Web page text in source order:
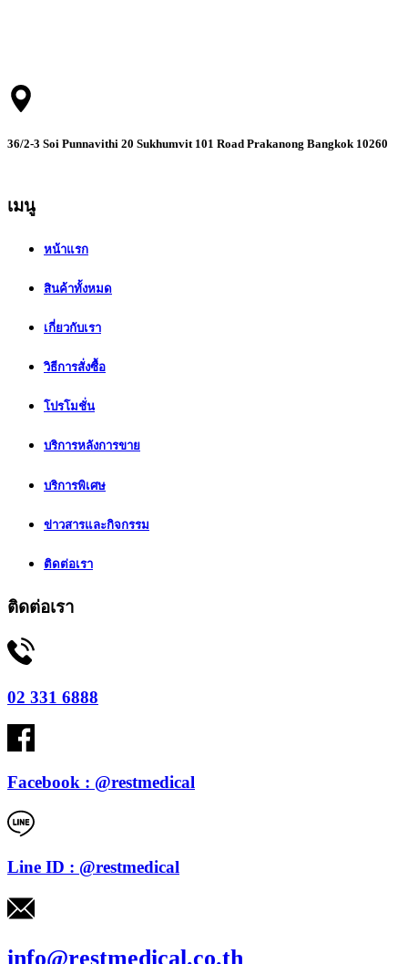
36/2-3 Soi Punnavithi 20 Sukhumvit 101 Road Prakanong Bangkok 10260
เมนู
หน้าแรก
สินค้าทั้งหมด
เกี่ยวกับเรา
วิธีการสั่งซื้อ
โปรโมชั่น
บริการหลังการขาย
บริการพิเศษ
ข่าวสารและกิจกรรม
ติดต่อเรา
ติดต่อเรา
02 331 6888
Facebook : @restmedical
Line ID : @restmedical
info@restmedical.co.th